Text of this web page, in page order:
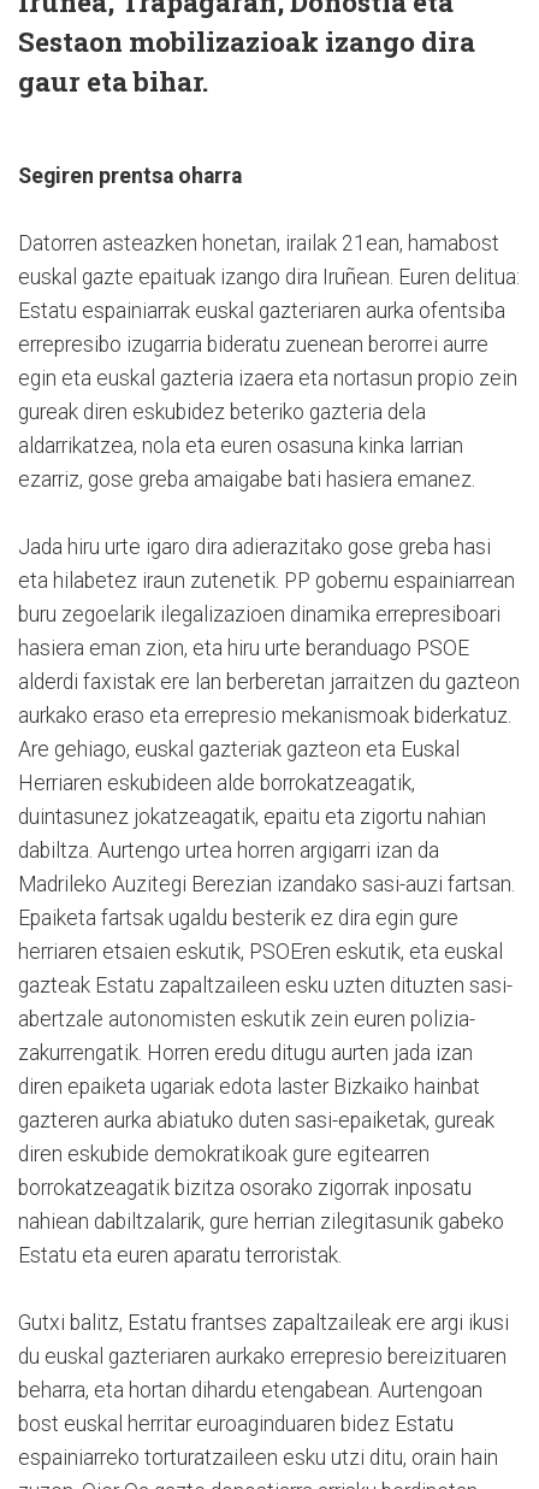
Sestaon mobilizazioak izango dira
gaur eta bihar.
Segiren prentsa oharra
Datorren asteazken honetan, irailak 21ean, hamabost
euskal gazte epaituak izango dira Iruñean. Euren delitua:
Estatu espainiarrak euskal gazteriaren aurka ofentsiba
errepresibo izugarria bideratu zuenean berorrei aurre
egin eta euskal gazteria izaera eta nortasun propio zein
gureak diren eskubidez beteriko gazteria dela
aldarrikatzea, nola eta euren osasuna kinka larrian
ezarriz, gose greba amaigabe bati hasiera emanez.
Jada hiru urte igaro dira adierazitako gose greba hasi
eta hilabetez iraun zutenetik. PP gobernu espainiarrean
buru zegoelarik ilegalizazioen dinamika errepresiboari
hasiera eman zion, eta hiru urte beranduago PSOE
alderdi faxistak ere lan berberetan jarraitzen du gazteon
aurkako eraso eta errepresio mekanismoak biderkatuz.
Are gehiago, euskal gazteriak gazteon eta Euskal
Herriaren eskubideen alde borrokatzeagatik,
duintasunez jokatzeagatik, epaitu eta zigortu nahian
dabiltza. Aurtengo urtea horren argigarri izan da
Madrileko Auzitegi Berezian izandako sasi-auzi fartsan.
Epaiketa fartsak ugaldu besterik ez dira egin gure
herriaren etsaien eskutik, PSOEren eskutik, eta euskal
gazteak Estatu zapaltzaileen esku uzten dituzten sasi-
abertzale autonomisten eskutik zein euren polizia-
zakurrengatik. Horren eredu ditugu aurten jada izan
diren epaiketa ugariak edota laster Bizkaiko hainbat
gazteren aurka abiatuko duten sasi-epaiketak, gureak
diren eskubide demokratikoak gure egitearren
borrokatzeagatik bizitza osorako zigorrak inposatu
nahiean dabiltzalarik, gure herrian zilegitasunik gabeko
Estatu eta euren aparatu terroristak.
Gutxi balitz, Estatu frantses zapaltzaileak ere argi ikusi
du euskal gazteriaren aurkako errepresio bereizituaren
beharra, eta hortan dihardu etengabean. Aurtengoan
bost euskal herritar euroaginduaren bidez Estatu
espainiarreko torturatzaileen esku utzi ditu, orain hain